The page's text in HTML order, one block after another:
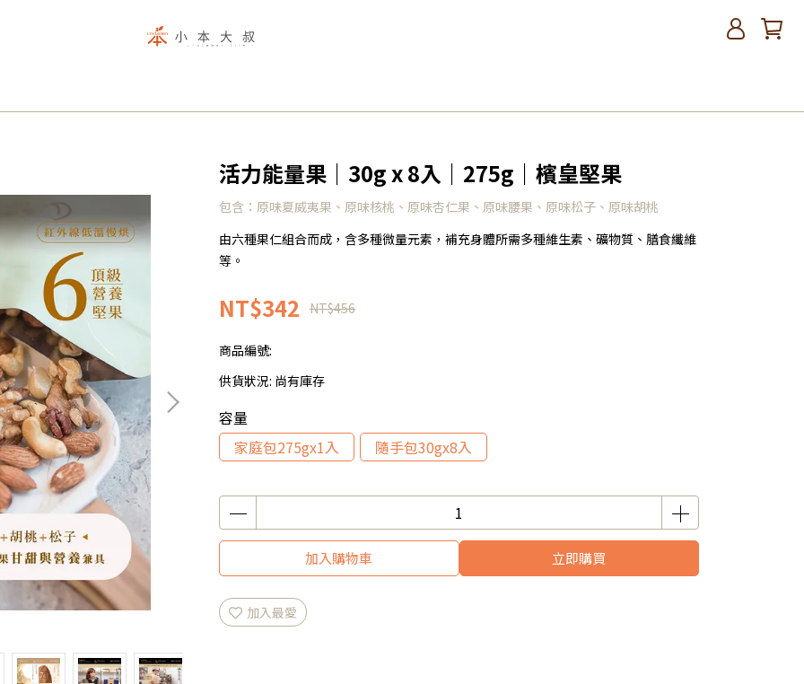
活力能量果｜30g x 8入｜275g｜檳皇堅果
包含：原味夏威夷果、原味核桃、原味杏仁果、原味腰果、原味松子、原味胡桃
由六種果仁組合而成，含多種微量元素，補充身體所需多種維生素、礦物質、膳食纖維
等。
NT$342 NT$456
商品編號:
供貨狀況: 尚有庫存
容量
家庭包275gx1入
隨手包30gx8入
加入購物車 立即購買
加入最愛